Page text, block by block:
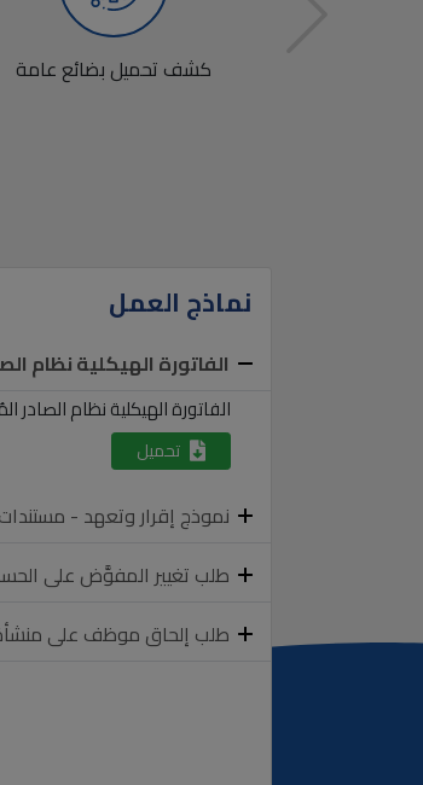
كشف تحميل بضائع عامة
نماذج العمل
الفاتورة الهيكلية نظام
الفاتورة الهيكلية نظام الصادر
تحميل
نموذج إقرار وتعهد -
طلب تغيير المفوَّض على
طلب إلحاق موظف على